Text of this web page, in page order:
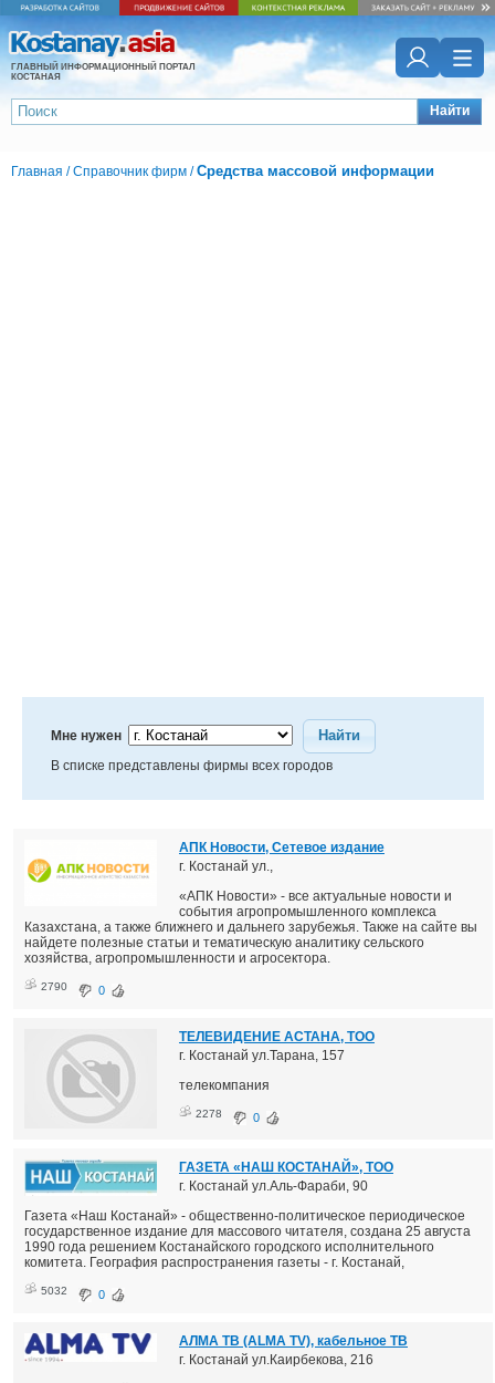
ГЛАВНЫЙ ИНФОРМАЦИОННЫЙ ПОРТАЛ
КОСТАНАЯ
Найти
Главная /Справочник фирм /Средства массовой информации
Мне нужен Найти
В списке представлены фирмы всех городов
АПК Новости, Сетевое издание
г. Костанай ул.,
«АПК Новости» - все актуальные новости и
события агропромышленного комплекса
Казахстана, а также ближнего и дальнего зарубежья. Также на сайте вы
найдете полезные статьи и тематическую аналитику сельского
хозяйства, агропромышленности и агросектора.
2790 0
ТЕЛЕВИДЕНИЕ АСТАНА, ТОО
г. Костанай ул.Тарана, 157
телекомпания
2278 0
ГАЗЕТА «НАШ КОСТАНАЙ», ТОО
г. Костанай ул.Аль-Фараби, 90
Газета «Наш Костанай» - общественно-политическое периодическое
государственное издание для массового читателя, создана 25 августа
1990 года решением Костанайского городского исполнительного
комитета. География распространения газеты - г. Костанай,
5032 0
АЛМА ТВ (ALMA TV), кабельное ТВ
г. Костанай ул.Каирбекова, 216